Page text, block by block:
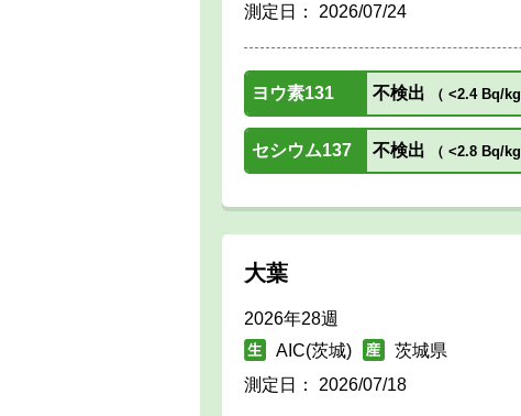
測定日： 2026/07/24
ヨウ素131 不検出 （ <2.4 Bq/kg
セシウム137 不検出 （ <2.8 Bq/kg
大葉
2026年28週
AIC(茨城)
茨城県
測定日： 2026/07/18